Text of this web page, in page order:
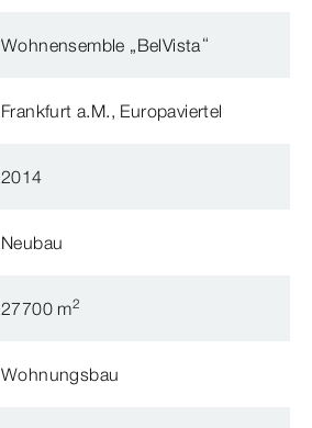
Wohnensemble „BelVista“
Frankfurt a.M., Europaviertel
2014
Neubau
27700 m2
Wohnungsbau